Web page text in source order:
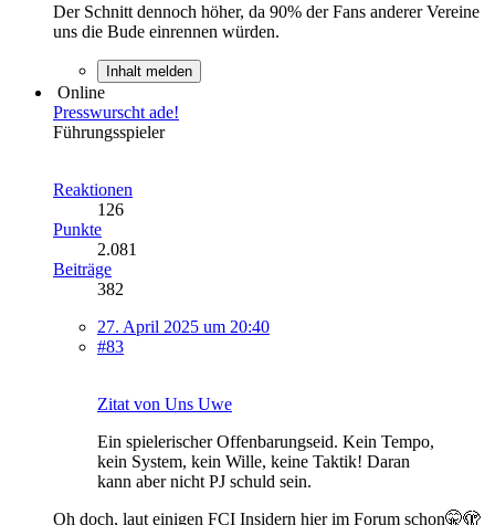
Der Schnitt dennoch höher, da 90% der Fans anderer Vereine
uns die Bude einrennen würden.
Inhalt melden
Online
Presswurscht ade!
Führungsspieler
Reaktionen
126
Punkte
2.081
Beiträge
382
27. April 2025 um 20:40
#83
Zitat von Uns Uwe
Ein spielerischer Offenbarungseid. Kein Tempo,
kein System, kein Wille, keine Taktik! Daran
kann aber nicht PJ schuld sein.
Oh doch, laut einigen FCI Insidern hier im Forum schon🤫🫣